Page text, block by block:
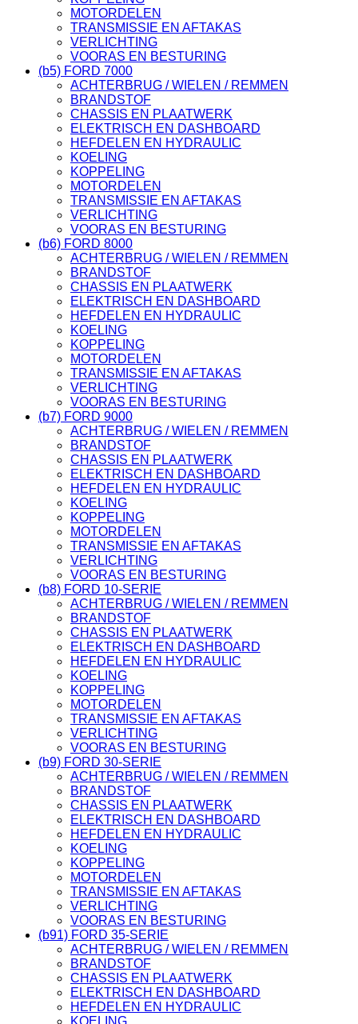
MOTORDELEN
TRANSMISSIE EN AFTAKAS
VERLICHTING
VOORAS EN BESTURING
(b5) FORD 7000
ACHTERBRUG / WIELEN / REMMEN
BRANDSTOF
CHASSIS EN PLAATWERK
ELEKTRISCH EN DASHBOARD
HEFDELEN EN HYDRAULIC
KOELING
KOPPELING
MOTORDELEN
TRANSMISSIE EN AFTAKAS
VERLICHTING
VOORAS EN BESTURING
(b6) FORD 8000
ACHTERBRUG / WIELEN / REMMEN
BRANDSTOF
CHASSIS EN PLAATWERK
ELEKTRISCH EN DASHBOARD
HEFDELEN EN HYDRAULIC
KOELING
KOPPELING
MOTORDELEN
TRANSMISSIE EN AFTAKAS
VERLICHTING
VOORAS EN BESTURING
(b7) FORD 9000
ACHTERBRUG / WIELEN / REMMEN
BRANDSTOF
CHASSIS EN PLAATWERK
ELEKTRISCH EN DASHBOARD
HEFDELEN EN HYDRAULIC
KOELING
KOPPELING
MOTORDELEN
TRANSMISSIE EN AFTAKAS
VERLICHTING
VOORAS EN BESTURING
(b8) FORD 10-SERIE
ACHTERBRUG / WIELEN / REMMEN
BRANDSTOF
CHASSIS EN PLAATWERK
ELEKTRISCH EN DASHBOARD
HEFDELEN EN HYDRAULIC
KOELING
KOPPELING
MOTORDELEN
TRANSMISSIE EN AFTAKAS
VERLICHTING
VOORAS EN BESTURING
(b9) FORD 30-SERIE
ACHTERBRUG / WIELEN / REMMEN
BRANDSTOF
CHASSIS EN PLAATWERK
ELEKTRISCH EN DASHBOARD
HEFDELEN EN HYDRAULIC
KOELING
KOPPELING
MOTORDELEN
TRANSMISSIE EN AFTAKAS
VERLICHTING
VOORAS EN BESTURING
(b91) FORD 35-SERIE
ACHTERBRUG / WIELEN / REMMEN
BRANDSTOF
CHASSIS EN PLAATWERK
ELEKTRISCH EN DASHBOARD
HEFDELEN EN HYDRAULIC
KOELING